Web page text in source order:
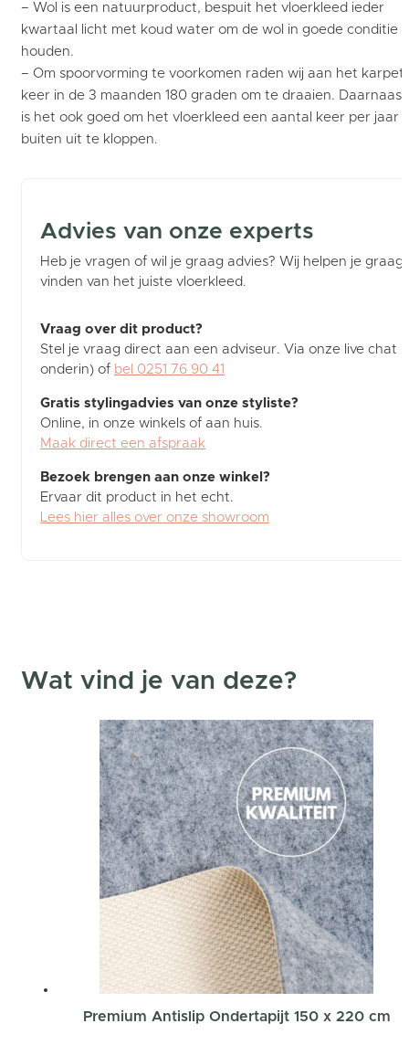
– Wol is een natuurproduct, bespuit het vloerkleed ieder
kwartaal licht met koud water om de wol in goede conditie
houden.
– Om spoorvorming te voorkomen raden wij aan het karpet
keer in de 3 maanden 180 graden om te draaien. Daarnaast
is het ook goed om het vloerkleed een aantal keer per jaar
buiten uit te kloppen.
Advies van onze experts
Heb je vragen of wil je graag advies? Wij helpen je graag
vinden van het juiste vloerkleed.
Vraag over dit product?
Stel je vraag direct aan een adviseur. Via onze live chat
onderin) of bel 0251 76 90 41
Gratis stylingadvies van onze styliste?
Online, in onze winkels of aan huis.
Maak direct een afspraak
Bezoek brengen aan onze winkel?
Ervaar dit product in het echt.
Lees hier alles over onze showroom
Wat vind je van deze?
Premium Antislip Ondertapijt 150 x 220 cm